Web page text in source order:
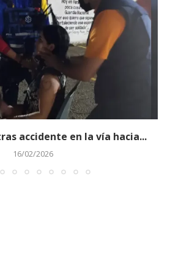
accidente en la vía hacia...
16/02/2026